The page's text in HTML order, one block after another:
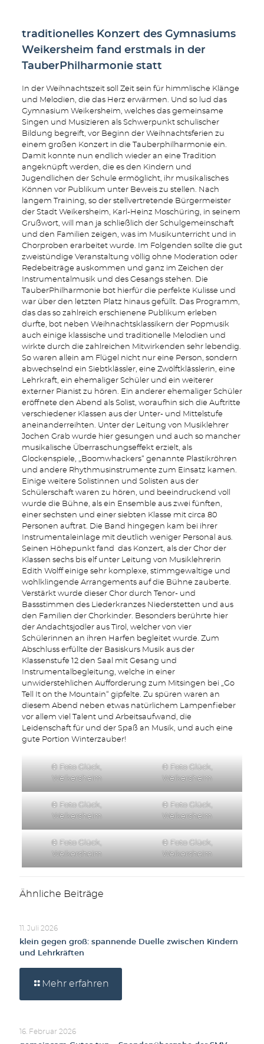
traditionelles Konzert des Gymnasiums
Weikersheim fand erstmals in der
TauberPhilharmonie statt
In der Weihnachtszeit soll Zeit sein für himmlische Klänge
und Melodien, die das Herz erwärmen. Und so lud das
Gymnasium Weikersheim, welches das gemeinsame
Singen und Musizieren als Schwerpunkt schulischer
Bildung begreift, vor Beginn der Weihnachtsferien zu
einem großen Konzert in die Tauberphilharmonie ein.
Damit konnte nun endlich wieder an eine Tradition
angeknüpft werden, die es den Kindern und
Jugendlichen der Schule ermöglicht, ihr musikalisches
Können vor Publikum unter Beweis zu stellen. Nach
langem Training, so der stellvertretende Bürgermeister
der Stadt Weikersheim, Karl-Heinz Moschüring, in seinem
Grußwort, will man ja schließlich der Schulgemeinschaft
und den Familien zeigen, was im Musikunterricht und in
Chorproben erarbeitet wurde. Im Folgenden sollte die gut
zweistündige Veranstaltung völlig ohne Moderation oder
Redebeiträge auskommen und ganz im Zeichen der
Instrumentalmusik und des Gesangs stehen. Die
TauberPhilharmonie bot hierfür die perfekte Kulisse und
war über den letzten Platz hinaus gefüllt. Das Programm,
das das so zahlreich erschienene Publikum erleben
durfte, bot neben Weihnachtsklassikern der Popmusik
auch einige klassische und traditionelle Melodien und
wirkte durch die zahlreichen Mitwirkenden sehr lebendig.
So waren allein am Flügel nicht nur eine Person, sondern
abwechselnd ein Siebtklässler, eine Zwölftklässlerin, eine
Lehrkraft, ein ehemaliger Schüler und ein weiterer
externer Pianist zu hören. Ein anderer ehemaliger Schüler
eröffnete den Abend als Solist, woraufhin sich die Auftritte
verschiedener Klassen aus der Unter- und Mittelstufe
aneinanderreihten. Unter der Leitung von Musiklehrer
Jochen Grab wurde hier gesungen und auch so mancher
musikalische Überraschungseffekt erzielt, als
Glockenspiele, „Boomwhackers“ genannte Plastikröhren
und andere Rhythmusinstrumente zum Einsatz kamen.
Einige weitere Solistinnen und Solisten aus der
Schülerschaft waren zu hören, und beeindruckend voll
wurde die Bühne, als ein Ensemble aus zwei fünften,
einer sechsten und einer siebten Klasse mit circa 80
Personen auftrat. Die Band hingegen kam bei ihrer
Instrumentaleinlage mit deutlich weniger Personal aus.
Seinen Höhepunkt fand das Konzert, als der Chor der
Klassen sechs bis elf unter Leitung von Musiklehrerin
Edith Wolff einige sehr komplexe, stimmgewaltige und
wohlklingende Arrangements auf die Bühne zauberte.
Verstärkt wurde dieser Chor durch Tenor- und
Bassstimmen des Liederkranzes Niederstetten und aus
den Familien der Chorkinder. Besonders berührte hier
der Andachtsjodler aus Tirol, welcher von vier
Schülerinnen an ihren Harfen begleitet wurde. Zum
Abschluss erfüllte der Basiskurs Musik aus der
Klassenstufe 12 den Saal mit Gesang und
Instrumentalbegleitung, welche in einer
unwiderstehlichen Aufforderung zum Mitsingen bei „Go
Tell It on the Mountain“ gipfelte. Zu spüren waren an
diesem Abend neben etwas natürlichem Lampenfieber
vor allem viel Talent und Arbeitsaufwand, die
Leidenschaft für und der Spaß an Musik, und auch eine
gute Portion Winterzauber!
© Foto Glück,
Weikersheim
© Foto Glück,
Weikersheim
© Foto Glück,
Weikersheim
© Foto Glück,
Weikersheim
© Foto Glück,
Weikersheim
© Foto Glück,
Weikersheim
Ähnliche Beiträge
11. Juli 2026
klein gegen groß: spannende Duelle zwischen Kindern
und Lehrkräften
Mehr erfahren
16. Februar 2026